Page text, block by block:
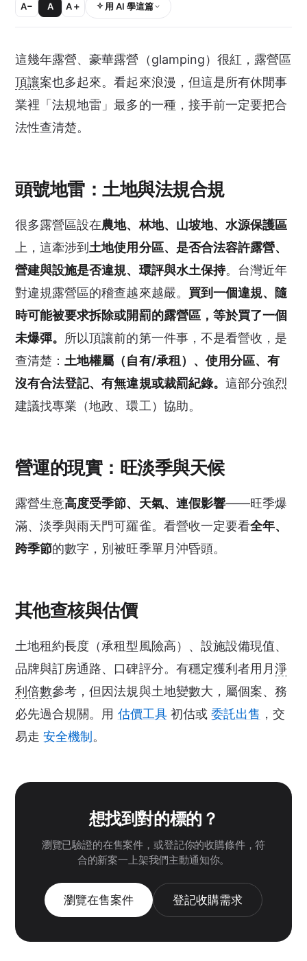
A− A A＋ 用 AI 學這篇
這幾年露營、豪華露營（glamping）很紅，露營區
頂讓案也多起來。看起來浪漫，但這是所有休閒事
業裡「法規地雷」最多的一種，接手前一定要把合
法性查清楚。
頭號地雷：土地與法規合規
很多露營區設在農地、林地、山坡地、水源保護區
上，這牽涉到 土地使用分區、是否合法容許露營、
營建與設施是否違規、環評與水土保持。台灣近年
對違規露營區的稽查越來越嚴。 買到一個違規、隨
時可能被要求拆除或開罰的露營區，等於買了一個
未爆彈。 所以頂讓前的第一件事，不是看營收，是
查清楚： 土地權屬（自有/承租）、使用分區、有
沒有合法登記、有無違規或裁罰紀錄。 這部分強烈
建議找專業（地政、環工）協助。
營運的現實：旺淡季與天候
露營生意高度受季節、天氣、連假影響——旺季爆
滿、淡季與雨天門可羅雀。看營收一定要看全年、
跨季節的數字，別被旺季單月沖昏頭。
其他查核與估價
土地租約長度（承租型風險高）、設施設備現值、
品牌與訂房通路、口碑評分。有穩定獲利者用月淨
利倍數參考，但因法規與土地變數大，屬個案、務
必先過合規關。用 估價工具初估或 委託出售 ，交
易走安全機制 。
想找到對的標的？
瀏覽已驗證的在售案件，或登記你的收購條件，符
合的新案一上架我們主動通知你。
瀏覽在售案件 登記收購需求